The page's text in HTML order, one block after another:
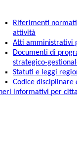
Riferimenti
attività
Atti amministrativi
Documenti di
strategico-
Statuti e leggi
Codice disciplinare
informativi per